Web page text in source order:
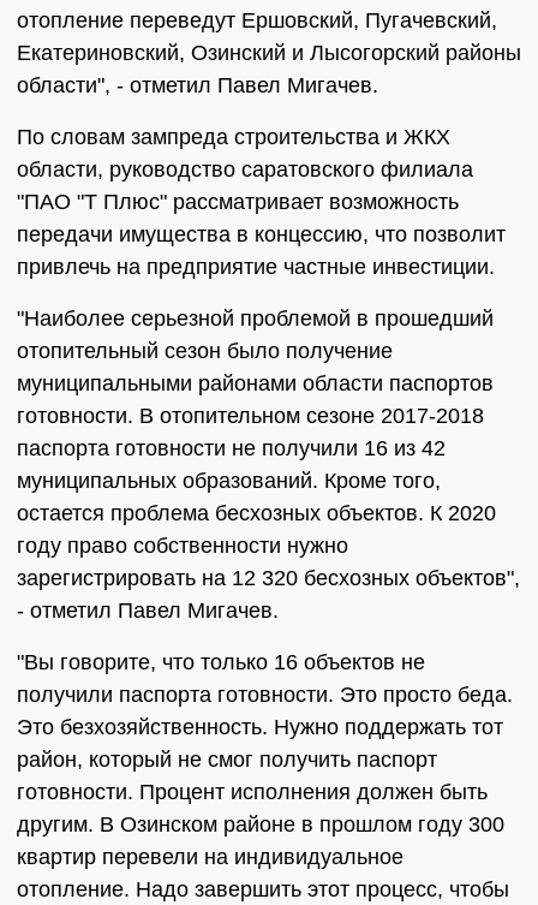
отопление переведут Ершовский, Пугачевский,
Екатериновский, Озинский и Лысогорский районы
области", - отметил Павел Мигачев.
По словам зампреда строительства и ЖКХ
области, руководство саратовского филиала
"ПАО "Т Плюс" рассматривает возможность
передачи имущества в концессию, что позволит
привлечь на предприятие частные инвестиции.
"Наиболее серьезной проблемой в прошедший
отопительный сезон было получение
муниципальными районами области паспортов
готовности. В отопительном сезоне 2017-2018
паспорта готовности не получили 16 из 42
муниципальных образований. Кроме того,
остается проблема бесхозных объектов. К 2020
году право собственности нужно
зарегистрировать на 12 320 бесхозных объектов",
- отметил Павел Мигачев.
"Вы говорите, что только 16 объектов не
получили паспорта готовности. Это просто беда.
Это безхозяйственность. Нужно поддержать тот
район, который не смог получить паспорт
готовности. Процент исполнения должен быть
другим. В Озинском районе в прошлом году 300
квартир перевели на индивидуальное
отопление. Надо завершить этот процесс, чтобы